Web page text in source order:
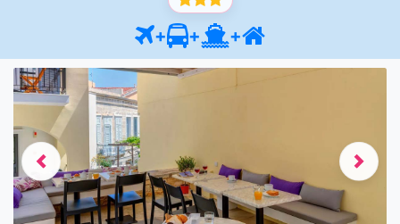
+ + +
Previous Next